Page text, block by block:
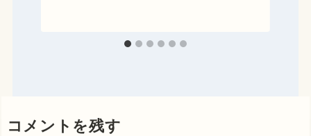
コメントを残す